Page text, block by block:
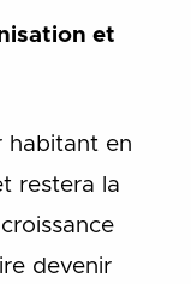
et
habitant en
restera la
devenir